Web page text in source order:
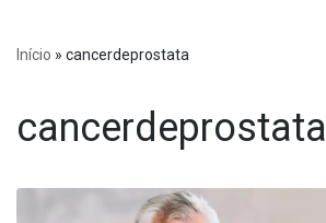
Início » cancerdeprostata
cancerdeprostata